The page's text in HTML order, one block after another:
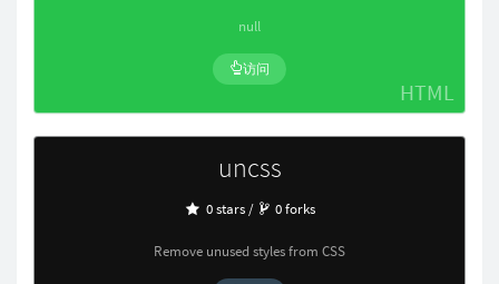
HTML
null
访问
uncss
0 stars / 0 forks
Remove unused styles from CSS